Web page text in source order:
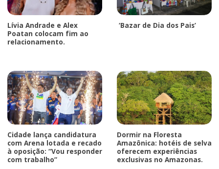
Lívia Andrade e Alex
Poatan colocam fim ao
relacionamento.
‘Bazar de Dia dos Pais’
Cidade lança candidatura
com Arena lotada e recado
à oposição: “Vou responder
com trabalho”
Dormir na Floresta
Amazônica: hotéis de selva
oferecem experiências
exclusivas no Amazonas.